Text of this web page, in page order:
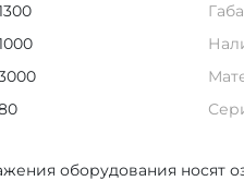
оборудования носят